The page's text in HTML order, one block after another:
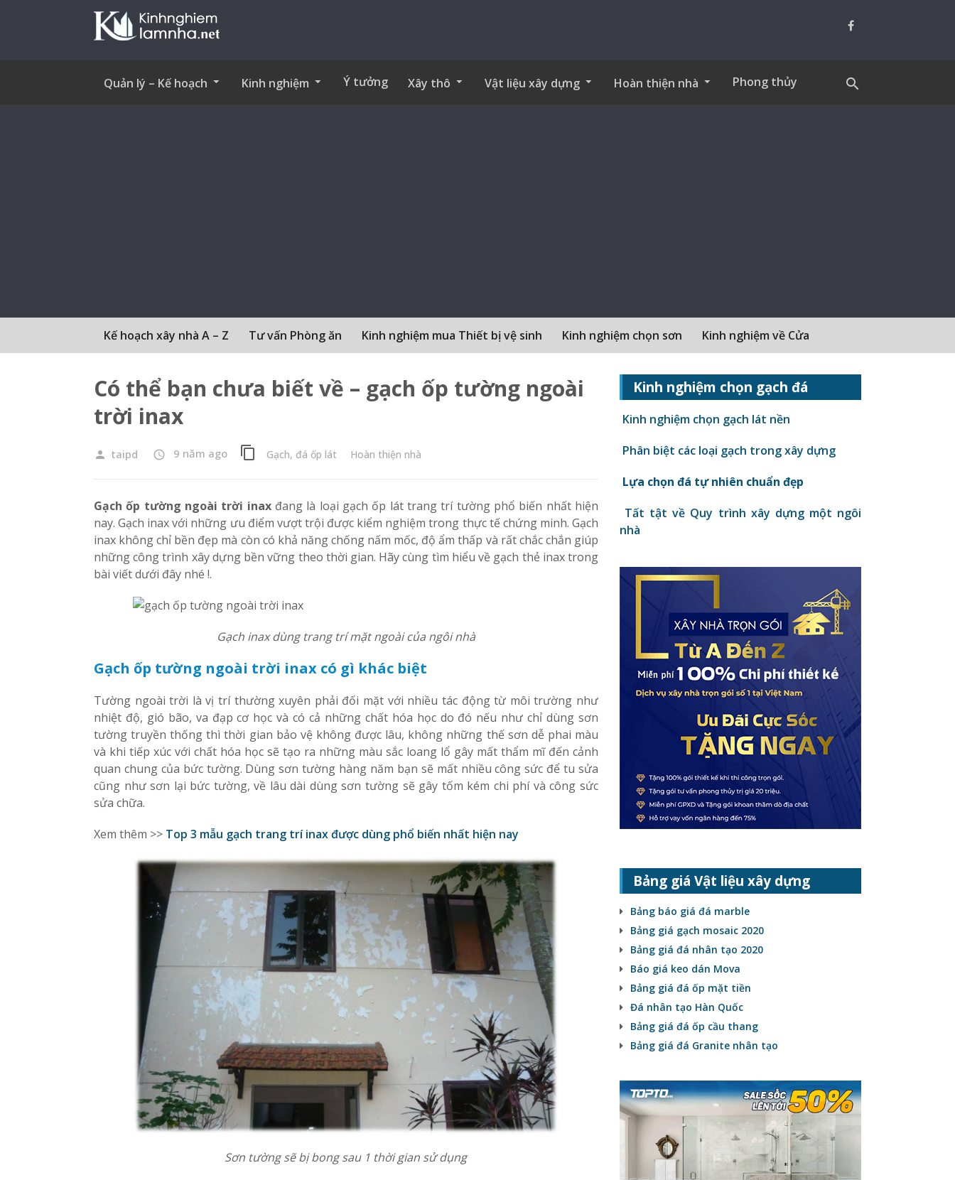
Quản lý – Kế hoạch Kinh nghiệm Ý tưởng Xây thô Vật liệu xây dựng Hoàn thiện nhà Phong thủy search
Kế hoạch xây nhà A – Z Tư vấn Phòng ăn Kinh nghiệm mua Thiết bị vệ sinh Kinh nghiệm chọn sơn Kinh nghiệm về Cửa
Có thể bạn chưa biết về – gạch ốp tường ngoài
trời inax
person taipd access_time 9 năm ago content_copy Gạch, đá ốp lát Hoàn thiện nhà
Gạch ốp tường ngoài trời inaxđang là loại gạch ốp lát trang trí tường phổ biến nhất hiện
nay. Gạch inax với những ưu điểm vượt trội được kiểm nghiệm trong thực tế chứng minh. Gạch
inax không chỉ bền đẹp mà còn có khả năng chống nấm mốc, độ ẩm thấp và rất chắc chắn giúp
những công trình xây dựng bền vững theo thời gian. Hãy cùng tìm hiểu về gạch thẻ inax trong
bài viết dưới đây nhé !.
Gạch inax dùng trang trí mặt ngoài của ngôi nhà
Gạch ốp tường ngoài trời inax có gì khác biệt
Tường ngoài trời là vị trí thường xuyên phải đối mặt với nhiều tác động từ môi trường như
nhiệt độ, gió bão, va đạp cơ học và có cả những chất hóa học do đó nếu như chỉ dùng sơn
tường truyền thống thì thời gian bảo vệ không được lâu, không những thế sơn dễ phai màu
và khi tiếp xúc với chất hóa học sẽ tạo ra những màu sắc loang lổ gây mất thẩm mĩ đến cảnh
quan chung của bức tường. Dùng sơn tường hàng năm bạn sẽ mất nhiều công sức để tu sửa
cũng như sơn lại bức tường, về lâu dài dùng sơn tường sẽ gây tốm kém chi phí và công sức
sửa chữa.
Xem thêm >> Top 3 mẫu gạch trang trí inax được dùng phổ biến nhất hiện nay
Sơn tường sẽ bị bong sau 1 thời gian sử dụng
Kinh nghiệm chọn gạch đá
Kinh nghiệm chọn gạch lát nền
Phân biệt các loại gạch trong xây dựng
Lựa chọn đá tự nhiên chuẩn đẹp
Tất tật về Quy trình xây dựng một ngôi
nhà
Bảng giá Vật liệu xây dựng
Bảng báo giá đá marble
Bảng giá gạch mosaic 2020
Bảng giá đá nhân tạo 2020
Báo giá keo dán Mova
Bảng giá đá ốp mặt tiền
Đá nhân tạo Hàn Quốc
Bảng giá đá ốp cầu thang
Bảng giá đá Granite nhân tạo